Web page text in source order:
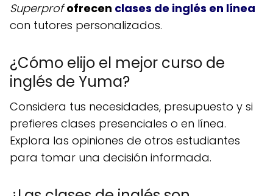
Superprofofrecen clases de inglés en línea
con tutores personalizados.
¿Cómo elijo el mejor curso de
inglés de Yuma?
Considera tus necesidades, presupuesto y si
prefieres clases presenciales o en línea.
Explora las opiniones de otros estudiantes
para tomar una decisión informada.